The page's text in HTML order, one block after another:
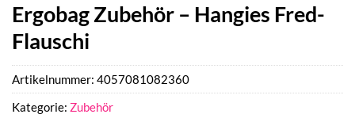
Ergobag Zubehör – Hangies Fred-
Flauschi
Artikelnummer: 4057081082360
Kategorie: Zubehör